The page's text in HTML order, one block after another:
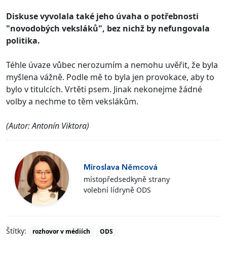
Diskuse vyvolala také jeho úvaha o potřebnosti
"novodobých veksláků", bez nichž by nefungovala
politika.
Téhle úvaze vůbec nerozumím a nemohu uvěřit, že byla
myšlena vážně. Podle mě to byla jen provokace, aby to
bylo v titulcích. Vrtěti psem. Jinak nekonejme žádné
volby a nechme to těm vekslákům.
(Autor: Antonín Viktora)
Miroslava Němcová
místopředsedkyně strany
volební lídryně ODS
Štítky: rozhovor v médiích ODS